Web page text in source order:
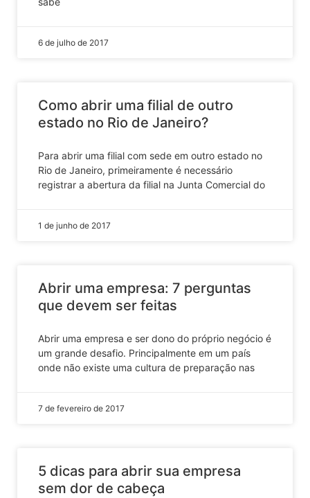
6 de julho de 2017
Como abrir uma filial de outro
estado no Rio de Janeiro?
Para abrir uma filial com sede em outro estado no
Rio de Janeiro, primeiramente é necessário
registrar a abertura da filial na Junta Comercial do
1 de junho de 2017
Abrir uma empresa: 7 perguntas
que devem ser feitas
Abrir uma empresa e ser dono do próprio negócio é
um grande desafio. Principalmente em um país
onde não existe uma cultura de preparação nas
7 de fevereiro de 2017
5 dicas para abrir sua empresa
sem dor de cabeça